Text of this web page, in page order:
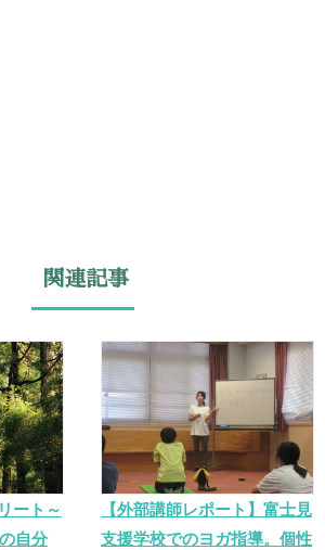
関連記事
ート～
自分
【外部講師レポート】富士見
支援学校でのヨガ指導。個性